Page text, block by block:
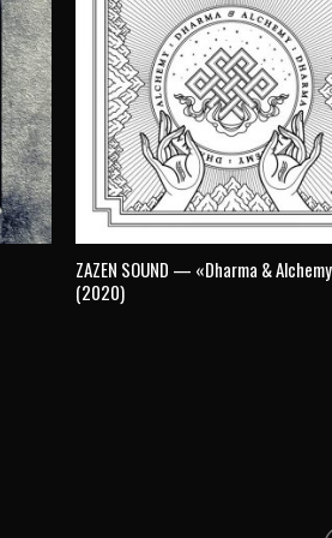
ZAZEN SOUND — «Dharma &
(2020)